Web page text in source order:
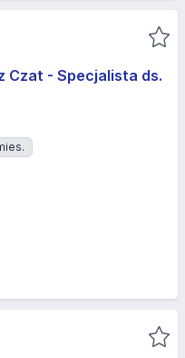
Czat - Specjalista ds.